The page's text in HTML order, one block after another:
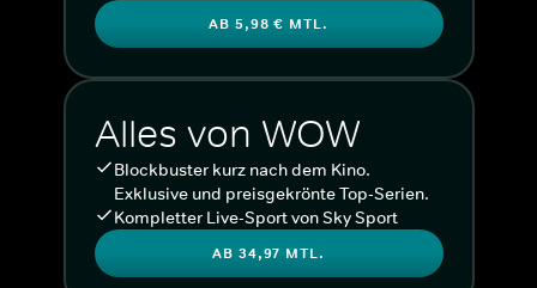
AB 5,98 € MTL.
Alles von WOW
Blockbuster kurz nach dem Kino.
Exklusive und preisgekrönte Top-Serien.
Kompletter Live-Sport von Sky Sport
AB 34,97 MTL.